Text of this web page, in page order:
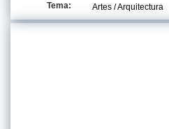
Tema:
Artes / Arquitectura